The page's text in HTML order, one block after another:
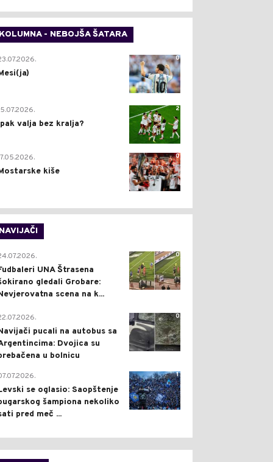
KOLUMNA - NEBOJŠA ŠATARA
0
2
valja bez kralja?
0
kiše
NAVIJAČI
0
UNA Štrasena
gledali Grobare:
scena na k...
0
pucali na autobus sa
Dvojica su
u bolnicu
1
se oglasio: Saopštenje
šampiona nekoliko
pred meč ...